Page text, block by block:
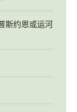
斯约恩或运河